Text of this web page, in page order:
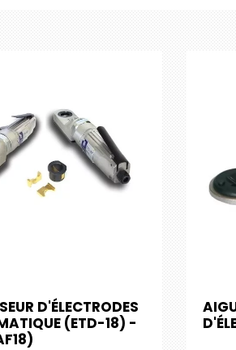
D'ÉLECTRODES
(ETD-18) -